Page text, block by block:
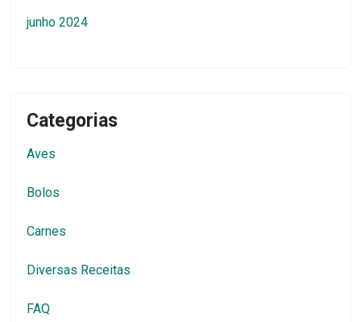
junho 2024
Categorias
Aves
Bolos
Carnes
Diversas Receitas
FAQ